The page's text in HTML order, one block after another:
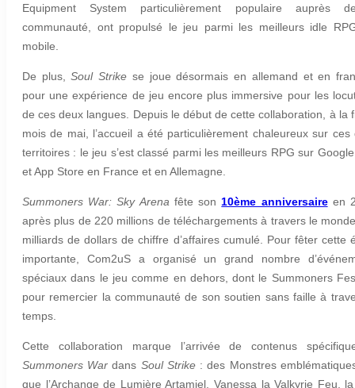
Equipment System particulièrement populaire auprès
communauté, ont propulsé le jeu parmi les meilleurs idle
mobile.
De plus,Soul Strike se joue désormais en allemand et en
pour une expérience de jeu encore plus immersive pour les
de ces deux langues. Depuis le début de cette collaboration, à la
mois de mai, l’accueil a été particulièrement chaleureux sur ces
territoires : le jeu s’est classé parmi les meilleurs RPG sur
et App Store en France et en Allemagne.
Summoners War: Sky Arena fête son 10ème anniversaireen
après plus de 220 millions de téléchargements à travers le
milliards de dollars de chiffre d’affaires cumulé. Pour fêter cette
importante, Com2uS a organisé un grand nombre
spéciaux dans le jeu comme en dehors, dont le Summoners
pour remercier la communauté de son soutien sans faille à
temps.
Cette collaboration marque l’arrivée de contenus
Summoners Wardans Soul Strike: des Monstres
que l’Archange de Lumière Artamiel, Vanessa la Valkyrie Feu,